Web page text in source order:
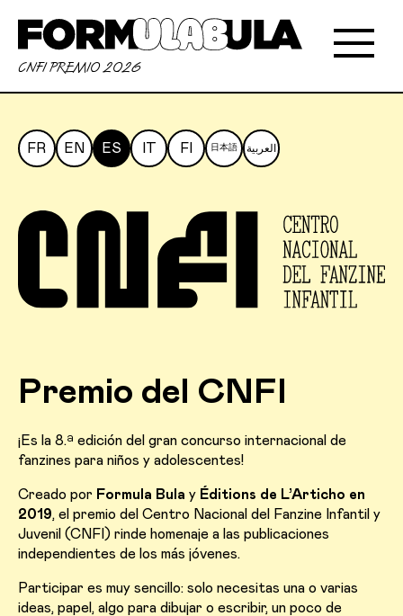
CNFI PREMIO 2026
FR EN ES IT FI 日本語 العربية
Premio del CNFI
¡Es la 8.ª edición del gran concurso internacional de
fanzines para niños y adolescentes!
Creado por Formula Bula y Éditions de L’Articho en
2019, el premio del Centro Nacional del Fanzine Infantil y
Juvenil (CNFI) rinde homenaje a las publicaciones
independientes de los más jóvenes.
Participar es muy sencillo: solo necesitas una o varias
ideas, papel, algo para dibujar o escribir, un poco de